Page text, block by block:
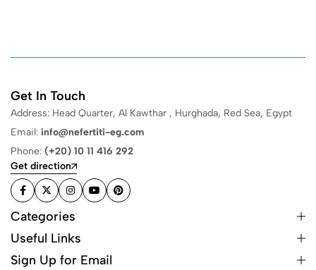
Get In Touch
Address: Head Quarter, Al Kawthar , Hurghada, Red Sea, Egypt
Email: info@nefertiti-eg.com
Phone: (+20) 10 11 416 292
Get direction
Categories
Useful Links
Sign Up for Email